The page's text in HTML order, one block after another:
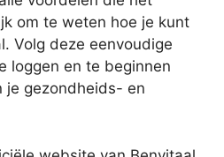
om te weten hoe je kunt
Volg deze eenvoudige
loggen en te beginnen
je gezondheids- en